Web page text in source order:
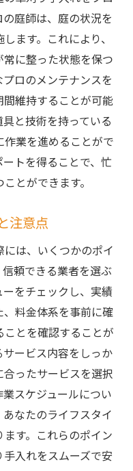
庭師は、庭の状況を
ます。これにより、
に整った状態を保つ
ロのメンテナンスを
維持することが可能
と技術を持っている
業を進めることがで
トを得ることで、忙
とができます。
注意点
は、いくつかのポイ
頼できる業者を選ぶ
をチェックし、実績
料金体系を事前に確
とを確認することが
ービス内容をしっか
ったサービスを選択
スケジュールについ
なたのライフスタイ
す。これらのポイン
入れをスムーズで安